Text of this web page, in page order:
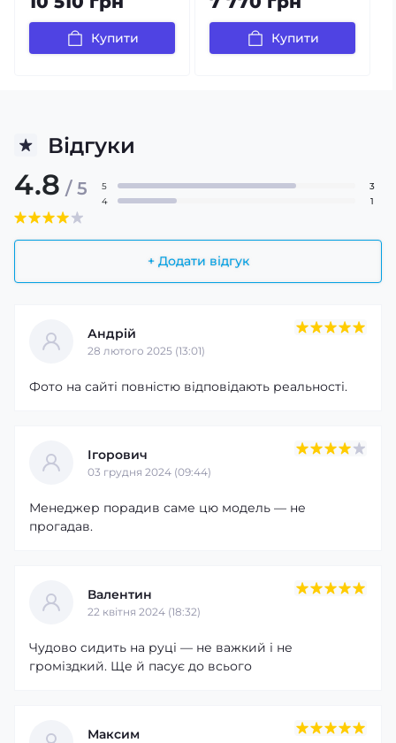
Купити Купити
Відгуки
4.8 / 5
+ Додати відгук
5
3
4
1
Андрій
28 лютого 2025 (13:01)
Фото на сайті повністю відповідають реальності.
Ігорович
03 грудня 2024 (09:44)
Менеджер порадив саме цю модель — не
прогадав.
Валентин
22 квітня 2024 (18:32)
Чудово сидить на руці — не важкий і не
громіздкий. Ще й пасує до всього
Максим